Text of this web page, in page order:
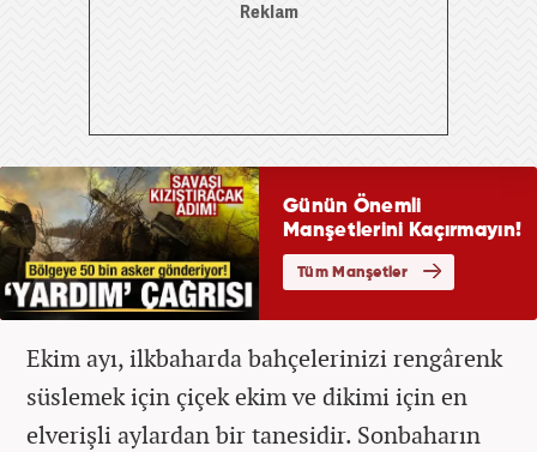
Ekim ayı, ilkbaharda bahçelerinizi rengârenk
süslemek için çiçek ekim ve dikimi için en
elverişli aylardan bir tanesidir. Sonbaharın